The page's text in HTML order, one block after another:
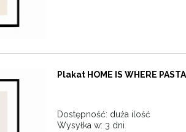
Plakat HOME IS WHERE
Dostępność: duża ilość
Wysyłka w: 3 dni